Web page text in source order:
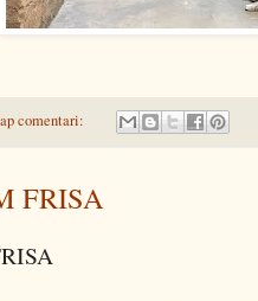
comentari:
FRISA